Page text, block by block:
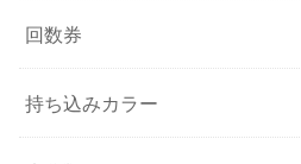
回数券
持ち込みカラー